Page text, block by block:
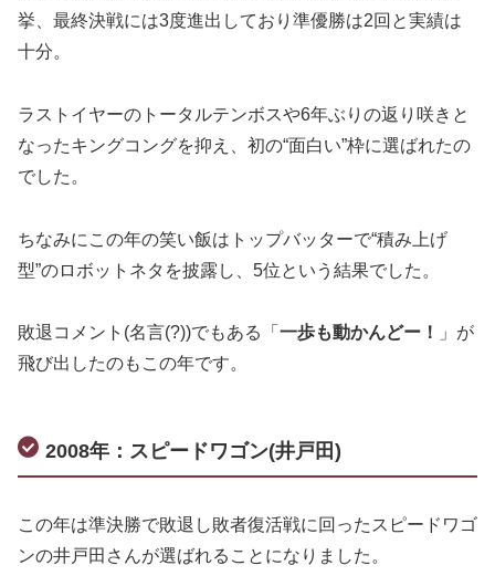
挙、最終決戦には3度進出しており準優勝は2回と実績は
十分。
ラストイヤーのトータルテンボスや6年ぶりの返り咲きと
なったキングコングを抑え、初の“面白い”枠に選ばれたの
でした。
ちなみにこの年の笑い飯はトップバッターで“積み上げ
型”のロボットネタを披露し、5位という結果でした。
敗退コメント(名言(?))でもある「 一歩も動かんどー！
」が
飛び出したのもこの年です。
2008年：スピードワゴン(井戸田)
この年は準決勝で敗退し敗者復活戦に回ったスピードワゴ
ンの井戸田さんが選ばれることになりました。